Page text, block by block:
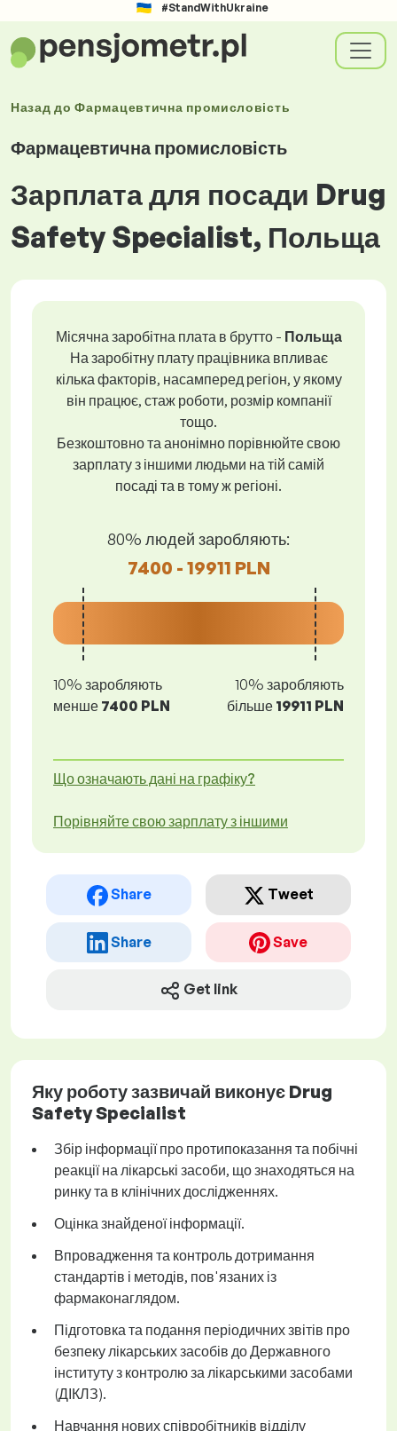
#StandWithUkraine
Назад доФармацевтична промисловість
Фармацевтична промисловість
Зарплата для посади Drug
Safety Specialist, Польща
Місячна заробітна плата в брутто - Польща
На заробітну плату працівника впливає
кілька факторів, насамперед регіон, у якому
він працює, стаж роботи, розмір компанії
тощо.
Безкоштовно та анонімно порівнюйте свою
зарплату з іншими людьми на тій самій
посаді та в тому ж регіоні.
80% людей заробляють:
7400 - 19911 PLN
10% заробляють
менше 7400 PLN
10% заробляють
більше 19911 PLN
Що означають дані на графіку?
Порівняйте свою зарплату з іншими
Share Tweet
Share Save
Get link
Яку роботу зазвичай виконує Drug
Safety Specialist
Збір інформації про протипоказання та побічні
реакції на лікарські засоби, що знаходяться на
ринку та в клінічних дослідженнях.
Оцінка знайденої інформації.
Впровадження та контроль дотримання
стандартів і методів, пов'язаних із
фармаконаглядом.
Підготовка та подання періодичних звітів про
безпеку лікарських засобів до Державного
інституту з контролю за лікарськими засобами
(ДІКЛЗ).
Навчання нових співробітників відділу